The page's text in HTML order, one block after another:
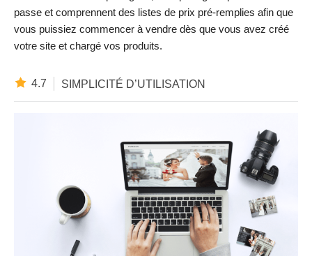
passe et comprennent des listes de prix pré-remplies afin que
vous puissiez commencer à vendre dès que vous avez créé
votre site et chargé vos produits.
4.7 SIMPLICITÉ D’UTILISATION